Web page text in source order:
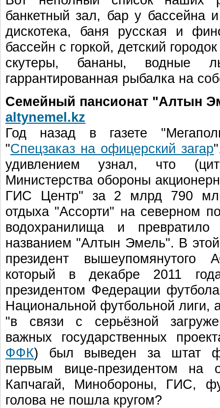
банкетный зал, бар у бассейна
дискотека, баня русская и
бассейн с горкой, детский
скутеры, бананы, водные
гаррантированная рыбалка на
Семейный пансионат "Алтын
altynemel.kz
Год назад в газете
"Спецзаказ на офицерский загар
удивлением узнал, что
Министерства обороны
ГИС Центр" за 2 млрд 790
отдыха "Ассорти" на северном
водохранилища и
названием "Алтын Эмель". В
президент
который в декабре 2011
президентом Федерации
Национальной футбольной лиги,
"в связи с серьёзной
важных государственных
ФФК) был выведен за штат
первым вице-президентом на
Капчагай, Минобороны, ГИС,
голова не пошла кругом?